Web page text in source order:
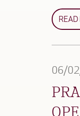
06/